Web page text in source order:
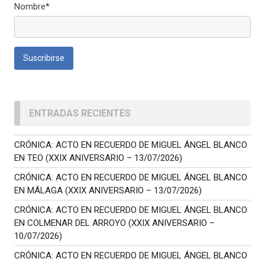
Nombre*
ENTRADAS RECIENTES
CRÓNICA: ACTO EN RECUERDO DE MIGUEL ÁNGEL BLANCO
EN TEO (XXIX ANIVERSARIO – 13/07/2026)
CRÓNICA: ACTO EN RECUERDO DE MIGUEL ÁNGEL BLANCO
EN MÁLAGA (XXIX ANIVERSARIO – 13/07/2026)
CRÓNICA: ACTO EN RECUERDO DE MIGUEL ÁNGEL BLANCO
EN COLMENAR DEL ARROYO (XXIX ANIVERSARIO –
10/07/2026)
CRÓNICA: ACTO EN RECUERDO DE MIGUEL ÁNGEL BLANCO